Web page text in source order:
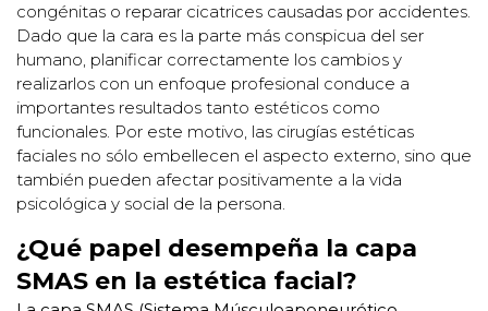
congénitas o reparar cicatrices causadas por accidentes.
Dado que la cara es la parte más conspicua del ser
humano, planificar correctamente los cambios y
realizarlos con un enfoque profesional conduce a
importantes resultados tanto estéticos como
funcionales. Por este motivo, las cirugías estéticas
faciales no sólo embellecen el aspecto externo, sino que
también pueden afectar positivamente a la vida
psicológica y social de la persona.
¿Qué papel desempeña la capa
SMAS en la estética facial?